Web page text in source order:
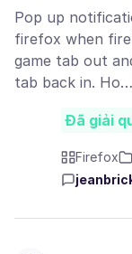
Pop up
firefox when
game tab out
tab back in. Ho…
Đã giải
Firefox